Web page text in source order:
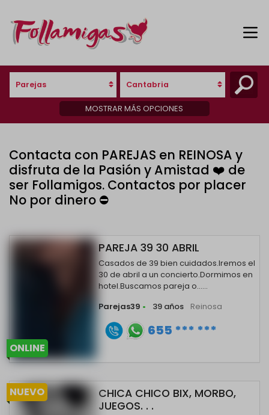
Parejas Cantabria
MOSTRAR MÁS OPCIONES
Contacta con PAREJAS en REINOSA y
disfruta de la Pasión y Amistad ❤️ de
ser Follamigos. Contactos por placer
No por dinero ⛔
ONLINE
PAREJA 39 30 ABRIL
Casados de 39 bien cuidados.Iremos el
30 de abril a un concierto.Dormimos en
hotel.Buscamos pareja o......
Parejas39 • 39 años Reinosa
655 *** ***
NUEVO
CHICA CHICO BIX, MORBO,
JUEGOS. . .